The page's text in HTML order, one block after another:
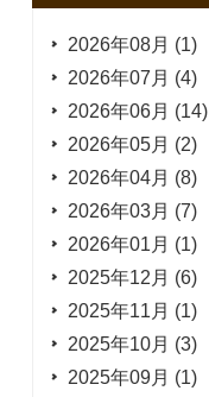
2026年08月 (1)
2026年07月 (4)
2026年06月 (14)
2026年05月 (2)
2026年04月 (8)
2026年03月 (7)
2026年01月 (1)
2025年12月 (6)
2025年11月 (1)
2025年10月 (3)
2025年09月 (1)